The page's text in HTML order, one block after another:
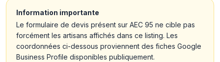
Information importante
Le formulaire de devis présent sur AEC 95 ne cible pas
forcément les artisans affichés dans ce listing. Les
coordonnées ci-dessous proviennent des fiches Google
Business Profile disponibles publiquement.